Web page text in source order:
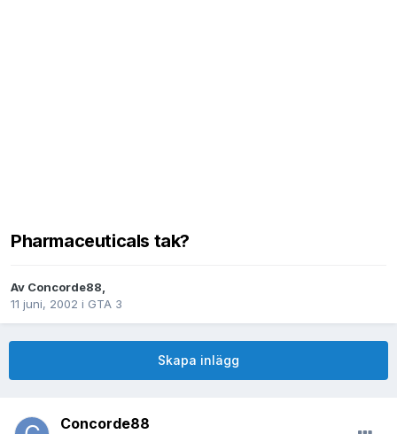
Pharmaceuticals tak?
Av Concorde88,
11 juni, 2002 i GTA 3
Skapa inlägg
Concorde88